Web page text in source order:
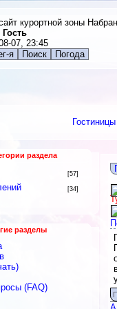
курортной зоны
Гость
07, 23:45
я Поиск Погода
Гостиницы
раздела
[57]
[34]
Общение
Интернет-
разделы
(FAQ)